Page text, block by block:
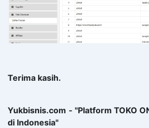
Terima kasih.
Yukbisnis.com - "Platform TOKO
di Indonesia"